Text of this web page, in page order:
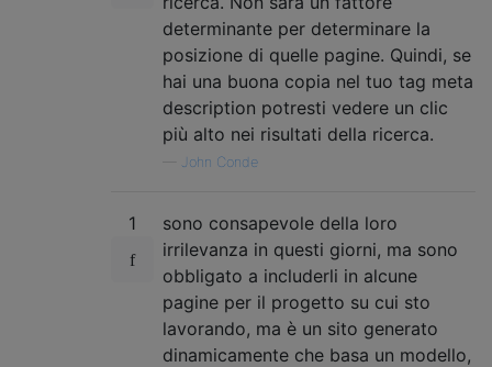
determinante per determinare la
posizione di quelle pagine. Quindi, se
hai una buona copia nel tuo tag meta
description potresti vedere un clic
più alto nei risultati della ricerca.
John Conde
1
sono consapevole della loro
irrilevanza in questi giorni, ma sono
obbligato a includerli in alcune
pagine per il progetto su cui sto
lavorando, ma è un sito generato
dinamicamente che basa un modello,